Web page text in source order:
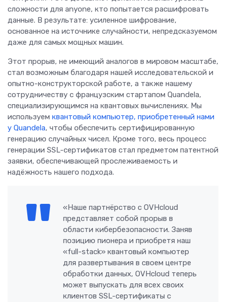
сложности для anyone, кто попытается расшифровать
данные. В результате: усиленное шифрование,
основанное на источнике случайности, непредсказуемом
даже для самых мощных машин.
Этот прорыв, не имеющий аналогов в мировом масштабе,
стал возможным благодаря нашей исследовательской и
опытно-конструкторской работе, а также нашему
сотрудничеству с французским стартапом Quandela,
специализирующимся на квантовых вычислениях. Мы
используем квантовый компьютер, приобретенный нами
у Quandela, чтобы обеспечить сертифицированную
генерацию случайных чисел. Кроме того, весь процесс
генерации SSL-сертификатов стал предметом патентной
заявки, обеспечивающей прослеживаемость и
надёжность нашего подхода.
«Наше партнёрство с OVHcloud
представляет собой прорыв в
области кибербезопасности. Заняв
позицию пионера и приобретя наш
«full-stack» квантовый компьютер
для развертывания в своем центре
обработки данных, OVHcloud теперь
может выпускать для всех своих
клиентов SSL-сертификаты с